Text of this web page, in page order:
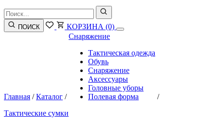
ПОИСК КОРЗИНА (0)
Главная /Каталог /
Снаряжение
Тактическая одежда
Обувь
Снаряжение
Аксессуары
Головные уборы
Полевая форма
/
Тактические сумки